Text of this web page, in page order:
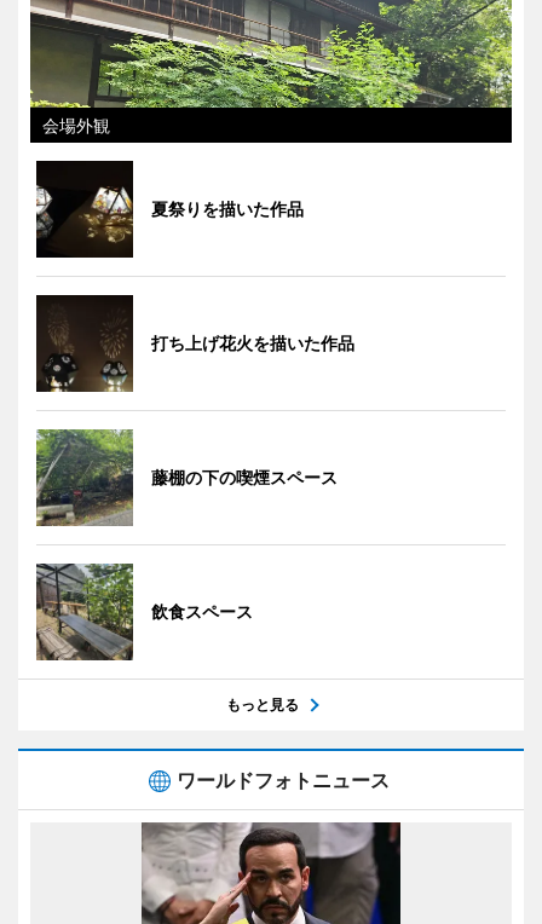
会場外観
夏祭りを描いた作品
打ち上げ花火を描いた作品
藤棚の下の喫煙スペース
飲食スペース
もっと見る
ワールドフォトニュース